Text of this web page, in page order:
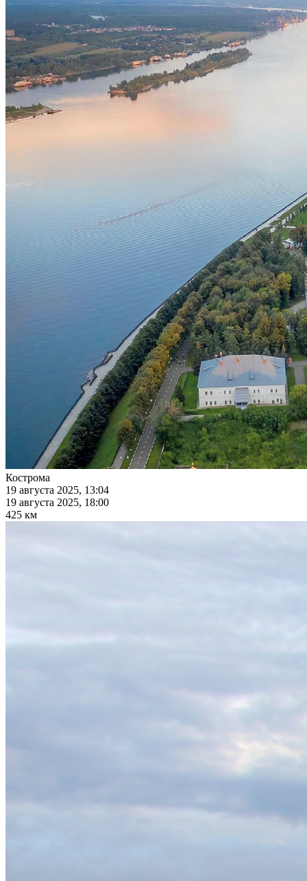
Кострома
19 августа 2025, 13:04
19 августа 2025, 18:00
425 км